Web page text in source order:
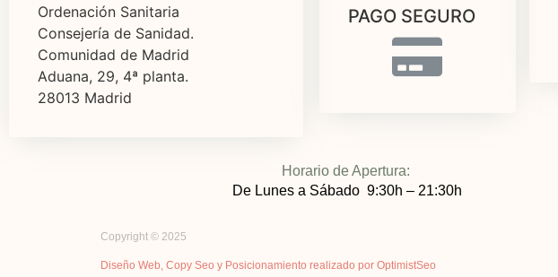
Ordenación Sanitaria
Consejería de Sanidad.
Comunidad de Madrid
Aduana, 29, 4ª planta.
28013 Madrid
PAGO SEGURO
Horario de Apertura:
De Lunes a Sábado 9:30h – 21:30h
Copyright © 2025
Diseño Web, Copy Seo y Posicionamiento realizado por OptimistSeo